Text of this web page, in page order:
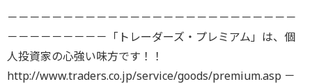
－－－－－－－－－－－－－－－－－－－－－－－－－－
－－－－－－－－－「トレーダーズ・プレミアム」は、個
人投資家の心強い味方です！！
http://www.traders.co.jp/service/goods/premium.asp －